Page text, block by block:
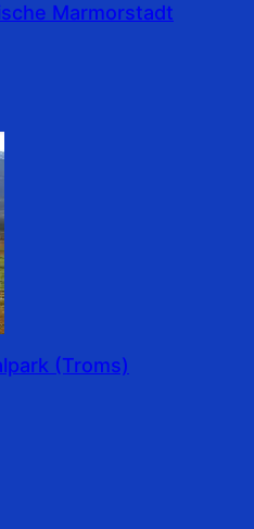
Marmorstadt
(Troms)